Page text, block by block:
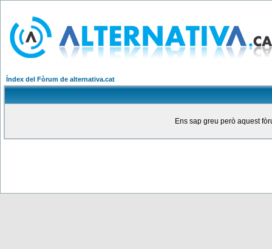
Índex del Fòrum de alternativa.cat
Ens sap greu però aquest